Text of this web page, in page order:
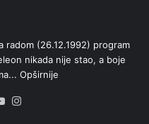
radom (26.12.1992) program
nikada nije stao, a boje
Opširnije
YouTube